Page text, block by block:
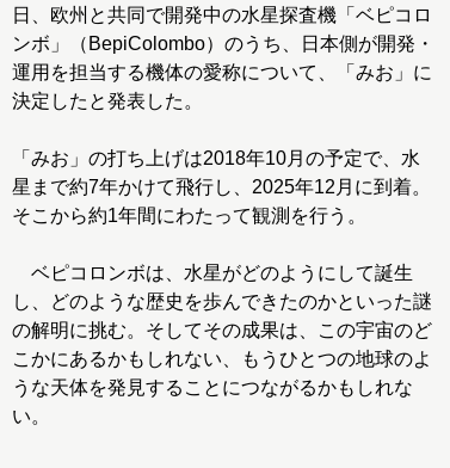
日、欧州と共同で開発中の水星探査機「ベピコロ
ンボ」（BepiColombo）のうち、日本側が開発・
運用を担当する機体の愛称について、「みお」に
決定したと発表した。
「みお」の打ち上げは2018年10月の予定で、水
星まで約7年かけて飛行し、2025年12月に到着。
そこから約1年間にわたって観測を行う。
ベピコロンボは、水星がどのようにして誕生
し、どのような歴史を歩んできたのかといった謎
の解明に挑む。そしてその成果は、この宇宙のど
こかにあるかもしれない、もうひとつの地球のよ
うな天体を発見することにつながるかもしれな
い。